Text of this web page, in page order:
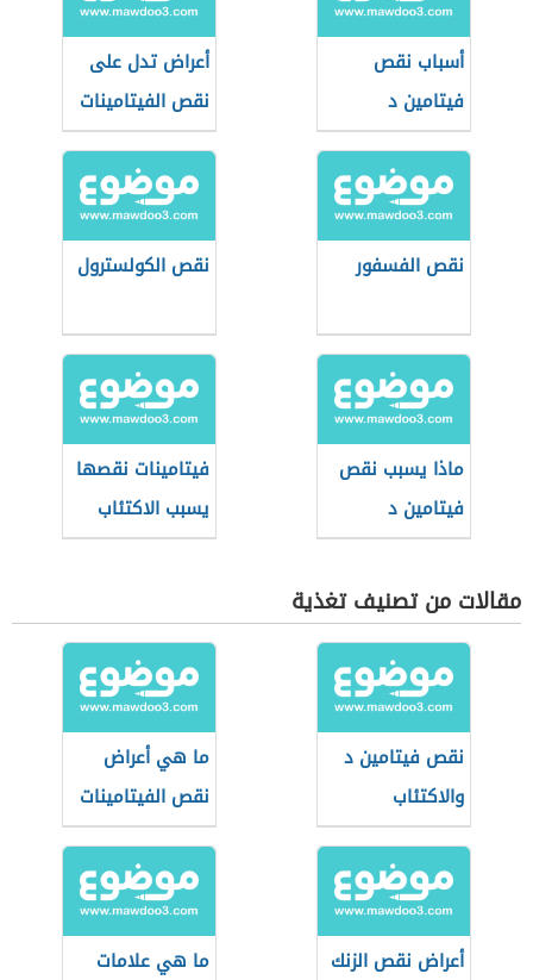
أسباب نقص
فيتامين د
أعراض تدل على
نقص الفيتامينات
في جسمك
نقص الفسفور نقص الكولسترول
ماذا يسبب نقص
فيتامين د
فيتامينات نقصها
يسبب الاكتئاب
مقالات من تصنيف تغذية
نقص فيتامين د
والاكتئاب
ما هي أعراض
نقص الفيتامينات
أعراض نقص الزنك
ما هي علامات